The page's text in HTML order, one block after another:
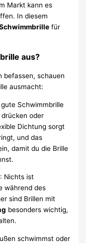
Markt kann es
In diesem
für
aus?
befassen, schauen
ausmacht:
gute Schwimmbrille
oder
Dichtung sorgt
und das
damit du die Brille
: Nichts ist
während des
sind Brillen mit
besonders wichtig,
schwimmst oder